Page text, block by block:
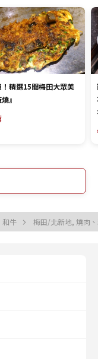
！精選15間梅田大眾美
』
和牛 梅田/北新地, 燒肉